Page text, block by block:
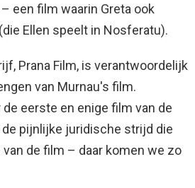
een film waarin Greta ook
Ellen speelt in Nosferatu).
Prana Film, is verantwoordelijk
van Murnau's film.
eerste en enige film van de
pijnlijke juridische strijd die
de film – daar komen we zo